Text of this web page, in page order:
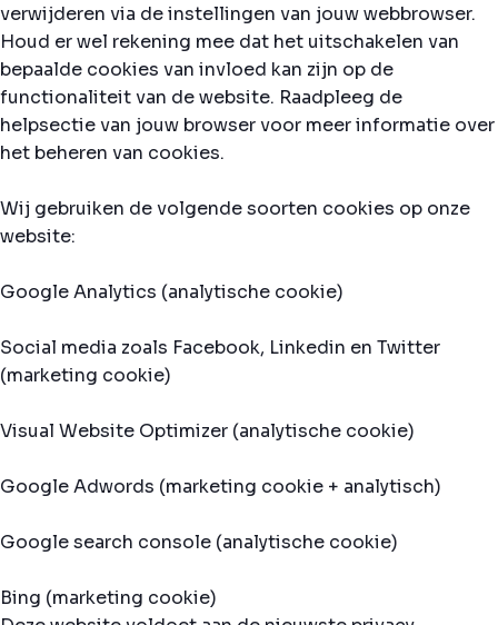
verwijderen via de instellingen van jouw webbrowser.
Houd er wel rekening mee dat het uitschakelen van
bepaalde cookies van invloed kan zijn op de
functionaliteit van de website. Raadpleeg de
helpsectie van jouw browser voor meer informatie over
het beheren van cookies.
Wij gebruiken de volgende soorten cookies op onze
website:
Google Analytics (analytische cookie)
Social media zoals Facebook, Linkedin en Twitter
(marketing cookie)
Visual Website Optimizer (analytische cookie)
Google Adwords (marketing cookie + analytisch)
Google search console (analytische cookie)
Bing (marketing cookie)